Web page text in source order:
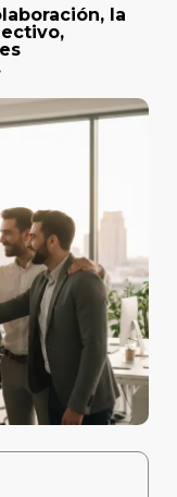
la